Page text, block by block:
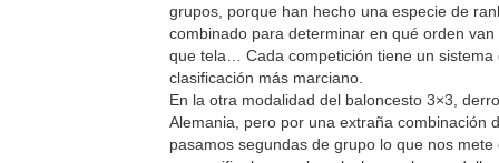
grupos, porque han hecho una especie de
combinado para determinar en qué orden van
que tela… Cada competición tiene un sistema
clasificación más marciano.
En la otra modalidad del baloncesto 3×3,
Alemania, pero por una extraña combinación
pasamos segundas de grupo lo que nos mete